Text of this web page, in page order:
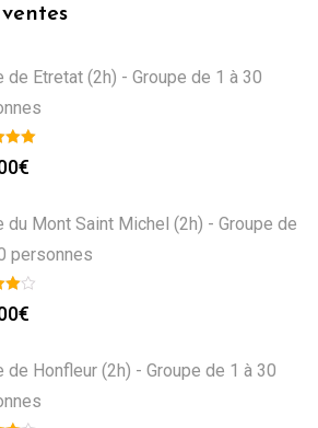
de Etretat (2h) - Groupe de 1 à 30
€
du Mont Saint Michel (2h) - Groupe de
personnes
€
de Honfleur (2h) - Groupe de 1 à 30